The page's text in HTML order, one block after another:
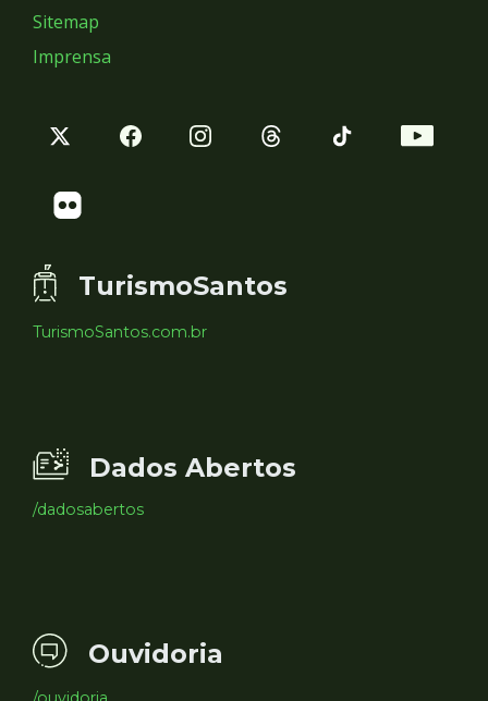
Sitemap
Imprensa
TurismoSantos
TurismoSantos.com.br
Dados Abertos
/dadosabertos
Ouvidoria